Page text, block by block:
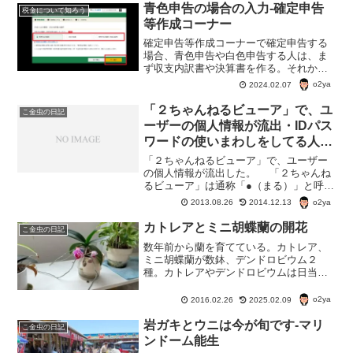
税金について知ろう
青色申告の場合の入力-確定申告
等作成コーナー
確定申告等作成コーナーで確定申告する
場合、青色申告や白色申告する人は、ま
ず収支内訳書や決算書を作る。それか
ら、所得税の申告書を作る。収支内訳書
や決算書のデータは、所得税の申告書に
引き継ぐことができる。
2024.02.07 o2ya
こ金虫の日記
「２ちゃんねるビューア」で、ユ
ーザーの個人情報が流出・IDパス
ワードの使いまわしをしてる人、
クレジットカードで購入した人は
ご注意
「２ちゃんねるビューア」で、ユーザー
の個人情報が流出した。 「２ちゃんね
るビューア」は通称「●（まる）」と呼ば
れ、掲載期限が切れた２ちゃんねるのス
レッドが閲覧可能になる。 また、アク
セス規制が行われている最中にも、スレ
ッドに書き込むことの...
2013.08.26 2014.12.13 o2ya
こ金虫の日記 カトレアとミニ胡蝶蘭の開花
数年前から蘭を育てている。カトレア、
ミニ胡蝶蘭が数鉢、デンドロビウム２
種。カトレアやデンドロビウムは日当た
つ。ミニ胡蝶蘭は、暖かいリビングが置
き場所。カトレアとミニ胡蝶蘭が開花し
たので、写真を載せてみた。
2016.02.26 2025.02.09 o2ya
こ金虫の日記
岩ガキとウニは今が旬です-マリ
ンドーム能生